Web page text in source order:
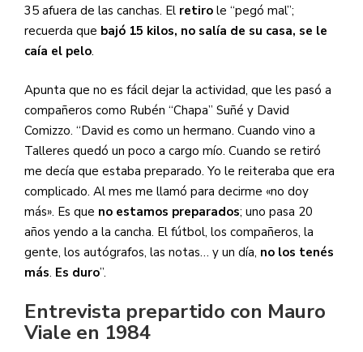
35 afuera de las canchas. El retiro le “pegó mal”;
recuerda que bajó 15 kilos, no salía de su casa, se le
caía el pelo.
Apunta que no es fácil dejar la actividad, que les pasó a
compañeros como Rubén “Chapa” Suñé y David
Comizzo. “David es como un hermano. Cuando vino a
Talleres quedó un poco a cargo mío. Cuando se retiró
me decía que estaba preparado. Yo le reiteraba que era
complicado. Al mes me llamó para decirme «no doy
más». Es que no estamos preparados; uno pasa 20
años yendo a la cancha. El fútbol, los compañeros, la
gente, los autógrafos, las notas… y un día, no los tenés
más. Es duro”.
Entrevista prepartido con Mauro
Viale en 1984